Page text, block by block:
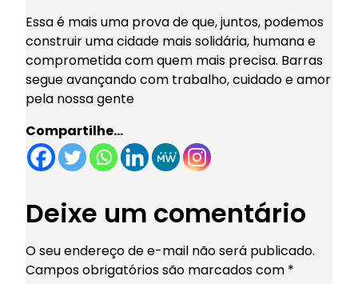
Essa é mais uma prova de que, juntos, podemos
construir uma cidade mais solidária, humana e
comprometida com quem mais precisa. Barras
segue avançando com trabalho, cuidado e amor
pela nossa gente
Compartilhe…
Deixe um comentário
O seu endereço de e-mail não será publicado.
Campos obrigatórios são marcados com *